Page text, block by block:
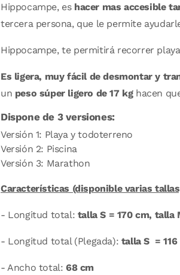
Hippocampe, es hacer mas accesible
tercera persona, que le permite
Hippocampe, te permitirá recorrer
Es ligera, muy fácil de desmontar y
un peso súper ligero de 17 kghacen
Dispone de 3 versiones:
Versión 1: Playa y todoterreno
Versión 2: Piscina
Versión 3: Marathon
Características (disponible varias
- Longitud total: talla S = 170 cm, talla
- Longitud total (Plegada): talla S =
- Ancho total: 68 cm